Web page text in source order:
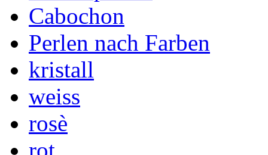
Cabochon
Perlen nach Farben
kristall
weiss
rosè
rot